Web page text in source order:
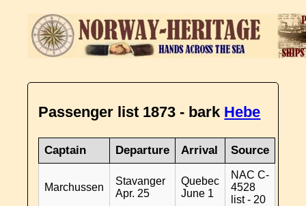
Passenger list 1873 - bark Hebe
Captain Departure Arrival Source
Marchussen
Stavanger
Apr. 25
Quebec
June 1
NAC C-
4528
list - 20